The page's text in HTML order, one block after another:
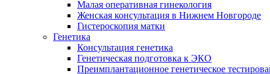
Малая оперативная гинекология
Женская консультация в Нижнем Новгороде
Гистероскопия матки
Генетика
Консультация генетика
Генетическая подготовка к ЭКО
Преимплантационное генетическое